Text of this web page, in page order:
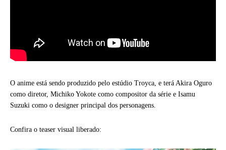
O anime está sendo produzido pelo estúdio Troyca, e terá Akira Oguro
como diretor, Michiko Yokote como compositor da série e Isamu
Suzuki como o designer principal dos personagens.
Confira o teaser visual liberado: